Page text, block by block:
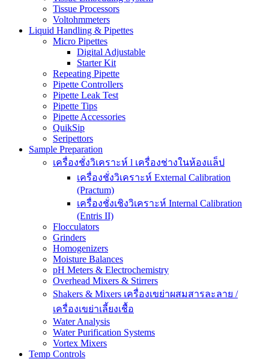
Tissue Processors
Voltohmmeters
Liquid Handling & Pipettes
Micro Pipettes
Digital Adjustable
Starter Kit
Repeating Pipette
Pipette Controllers
Pipette Leak Test
Pipette Tips
Pipette Accessories
QuikSip
Seripettors
Sample Preparation
เครื่องชั่งวิเคราะห์ l เครื่องช่างในห้องแล็ป
เครื่องชั่งวิเคราะห์ External Calibration
(Practum)
เครื่องชั่งเชิงวิเคราะห์ Internal Calibration
(Entris II)
Flocculators
Grinders
Homogenizers
Moisture Balances
pH Meters & Electrochemistry
Overhead Mixers & Stirrers
Shakers & Mixers เครื่องเขย่าผสมสารละลาย /
เครื่องเขย่าเลี้ยงเชื้อ
Water Analysis
Water Purification Systems
Vortex Mixers
Temp Controls